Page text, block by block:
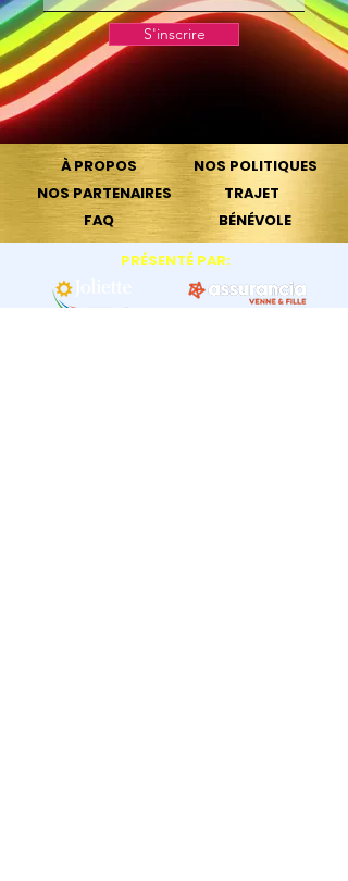
S'inscrire
À PROPOS
NOS PARTENAIRES
NOS POLITIQUES
TRAJET
FAQ
BÉNÉVOLE
PRÉSENTÉ PAR: